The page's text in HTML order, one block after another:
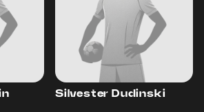
Silvester Dudinski